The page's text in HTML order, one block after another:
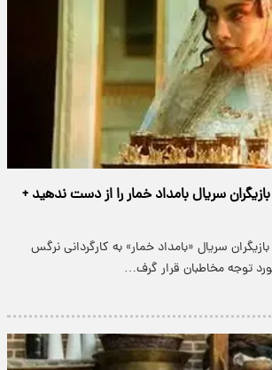
سریال بامداد خمار را از دست ندهید +
سریال «بامداد خمار» به کارگردانی نرگس
توجه مخاطبان قرار گرف…